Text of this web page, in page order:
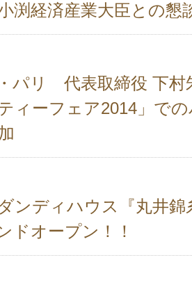
渕経済産業大臣との懇
パリ 代表取締役 下村
ィーフェア2014」で
ディハウス『丸井錦
ドオープン！！